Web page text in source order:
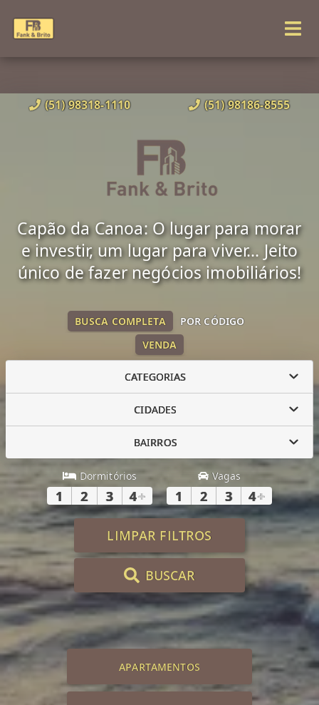
(51) 98318-1110 (51) 98186-8555
Capão da Canoa: O lugar para morar
e investir, um lugar para viver... Jeito
único de fazer negócios imobiliários!
VENDA
BUSCA COMPLETA POR CÓDIGO
CATEGORIAS
CIDADES
BAIRROS
Dormitórios
1 2 3 4+
Vagas
1 2 3 4+
LIMPAR FILTROS
BUSCAR
APARTAMENTOS